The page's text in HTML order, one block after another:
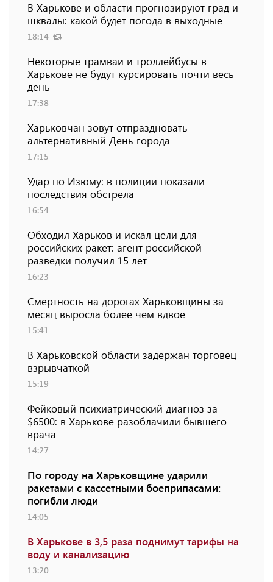
В Харькове и области прогнозируют град и
шквалы: какой будет погода в выходные
18:14
Некоторые трамваи и троллейбусы в
Харькове не будут курсировать почти весь
день
17:38
Харьковчан зовут отпраздновать
альтернативный День города
17:15
Удар по Изюму: в полиции показали
последствия обстрела
16:54
Обходил Харьков и искал цели для
российских ракет: агент российской
разведки получил 15 лет
16:23
Смертность на дорогах Харьковщины за
месяц выросла более чем вдвое
15:41
В Харьковской области задержан торговец
взрывчаткой
15:19
Фейковый психиатрический диагноз за
$6500: в Харькове разоблачили бывшего
врача
14:27
По городу на Харьковщине ударили
ракетами с кассетными боеприпасами:
погибли люди
14:05
В Харькове в 3,5 раза поднимут тарифы на
воду и канализацию
13:20